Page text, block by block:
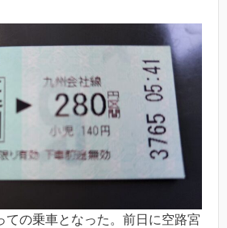
ての乗車となった。前日に空路宮